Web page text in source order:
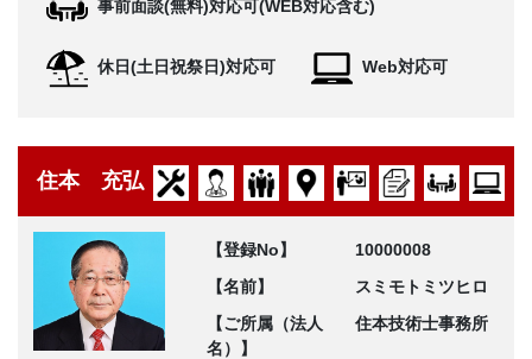
事前面談(無料)対応可(WEB対応含む)
休日(土日祝祭日)対応可 Web対応可
住本 充弘
【登録No】
10000008
【名前】
スミモトミツヒロ
【ご所属（法人
名）】
住本技術士事務所